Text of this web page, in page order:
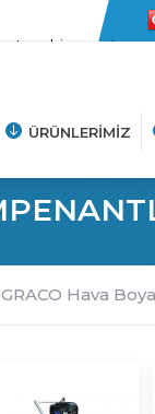
ÜRÜNLERİMİZ
GRACO Hava